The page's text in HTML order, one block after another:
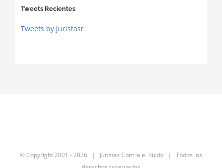
Tweets Recientes
Tweets by juristasr
© Copyright 2001 -2026 | Juristas Contra el Ruido | Todos los